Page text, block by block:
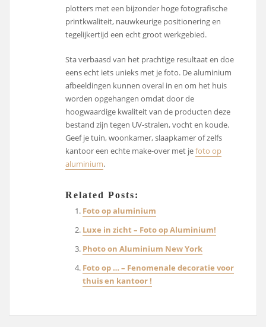
plotters met een bijzonder hoge fotografische
printkwaliteit, nauwkeurige positionering en
tegelijkertijd een echt groot werkgebied.
Sta verbaasd van het prachtige resultaat en doe
eens echt iets unieks met je foto. De aluminium
afbeeldingen kunnen overal in en om het huis
worden opgehangen omdat door de
hoogwaardige kwaliteit van de producten deze
bestand zijn tegen UV-stralen, vocht en koude.
Geef je tuin, woonkamer, slaapkamer of zelfs
kantoor een echte make-over met jefoto op
aluminium.
Related Posts:
Foto op aluminium
Luxe in zicht – Foto op Aluminium!
Photo on Aluminium New York
Foto op … – Fenomenale decoratie voor
thuis en kantoor !